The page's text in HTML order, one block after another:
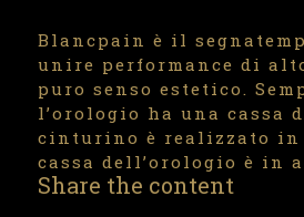
Blancpain è il
unire performance di
puro senso estetico.
l’orologio ha una cassa
cinturino è realizzato in
cassa dell’orologio è in
Share the content